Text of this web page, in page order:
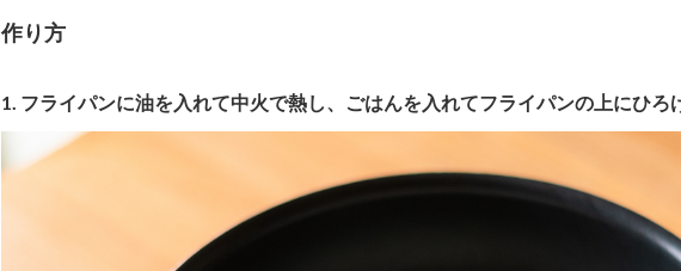
作り方
1. フライパンに油を入れて中火で熱し、ごはんを入れてフライパンの上にひろ